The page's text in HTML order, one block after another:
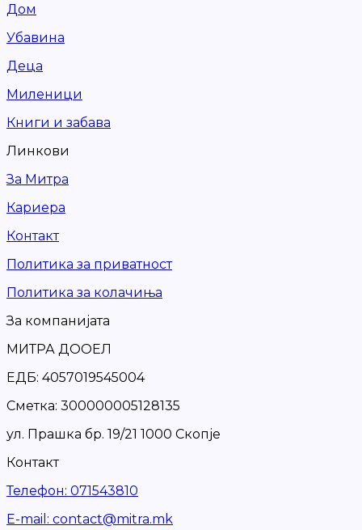
Дом
Убавина
Деца
Миленици
Книги и забава
Линкови
За Митра
Кариера
Контакт
Политика за приватност
Политика за колачиња
За компанијата
МИТРА ДООЕЛ
ЕДБ: 4057019545004
Сметка: 300000005128135
ул. Прашка бр. 19/21 1000 Скопје
Контакт
Телефон: 071543810
Е-mail : contact@mitra.mk